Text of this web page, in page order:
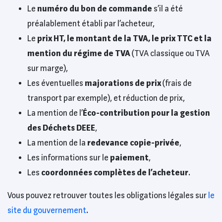
Le numéro du bon de commande s’il a été
préalablement établi par l’acheteur,
Le prix HT, le montant de la TVA, le prix TTC et la
mention du régime de TVA(TVA classique ou TVA
sur marge),
Les éventuelles majorations de prix(frais de
transport par exemple), et réduction de prix,
La mention de l’Éco-contribution pour la gestion
des Déchets DEEE,
La mention de la redevance copie-privée,
Les informations sur le paiement,
Les coordonnées complètes de l’acheteur.
Vous pouvez retrouver toutes les obligations légales sur le
site du gouvernement.